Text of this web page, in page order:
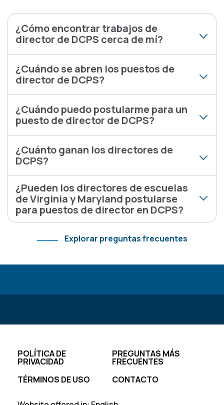
¿Cómo encontrar trabajos de
director de DCPS cerca de mí?
¿Cuándo se abren los puestos de
director de DCPS?
¿Cuándo puedo postularme para un
puesto de director de DCPS?
¿Cuánto ganan los directores de
DCPS?
¿Pueden los directores de escuelas
de Virginia y Maryland postularse
para puestos de director en DCPS?
Explorar preguntas frecuentes
Footer
POLÍTICA DE
PRIVACIDAD
PREGUNTAS MÁS
FRECUENTES
TÉRMINOS DE USO
CONTACTO